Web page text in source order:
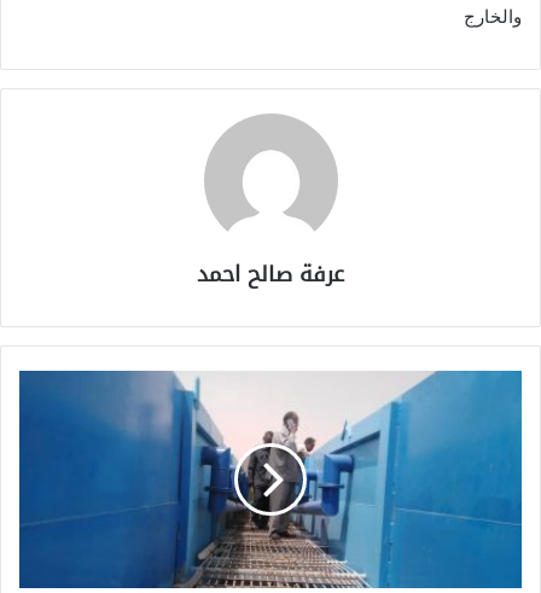
والخارج
عرفة صالح احمد